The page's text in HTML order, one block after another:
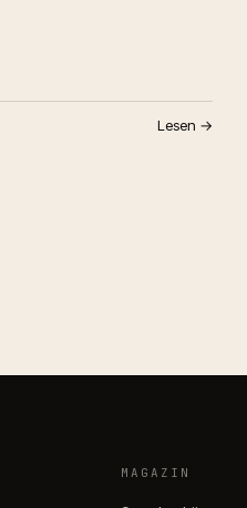
Lesen →
MAGAZIN